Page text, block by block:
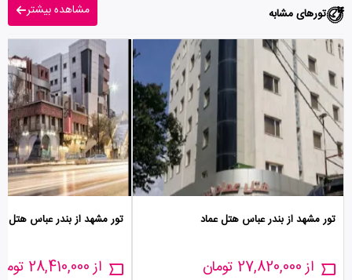
تورهای مشابه مشاهده بیشتر
تور مشهد از بندر عباس هتل عماد
از 27,820,000 تومان
تور مشهد از بندر عباس
از 28,410,000 تومان